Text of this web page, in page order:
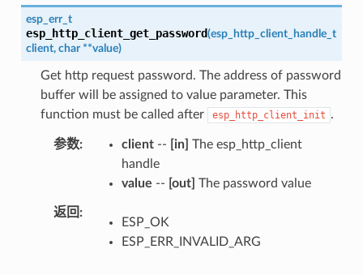
esp_err_t
esp_http_client_get_password(esp_http_client_handle_t
client, char **value)
Get http request password. The address of password
buffer will be assigned to value parameter. This
function must be called after
esp_http_client_init .
参数 client-- [in] The esp_http_client
handle
value -- [out] The password value
返回
ESP_OK
ESP_ERR_INVALID_ARG